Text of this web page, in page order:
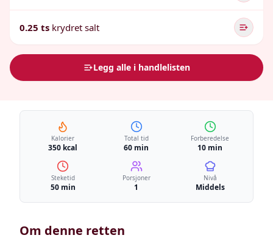
0.25 ts krydret salt
Legg alle i handlelisten
Kalorier
350 kcal
Total tid
60 min
Forberedelse
10 min
Steketid
50 min
Porsjoner
1
Nivå
Middels
Om denne retten